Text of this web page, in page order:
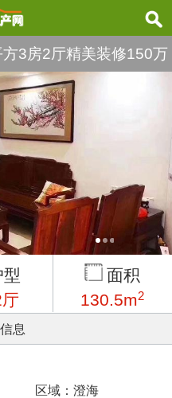
3房2厅精美装修150万
学名额
型
面积
130.5m2
息
区域：澄海